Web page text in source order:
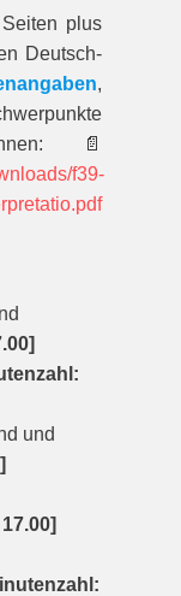
plus
Deutsch-
,
📄
f39-
und